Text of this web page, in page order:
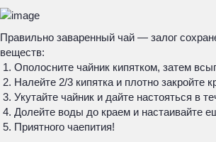
Правильно заваренный чай — залог
веществ:
Ополосните чайник кипятком, затем
Налейте 2/3 кипятка и плотно закройте
Укутайте чайник и дайте настояться в
Долейте воды до краем и настаивайте
Приятного чаепития!